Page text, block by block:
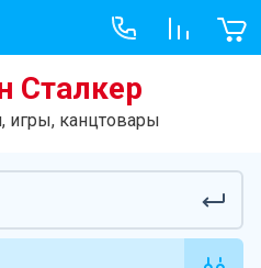
Сталкер
игры, канцтовары